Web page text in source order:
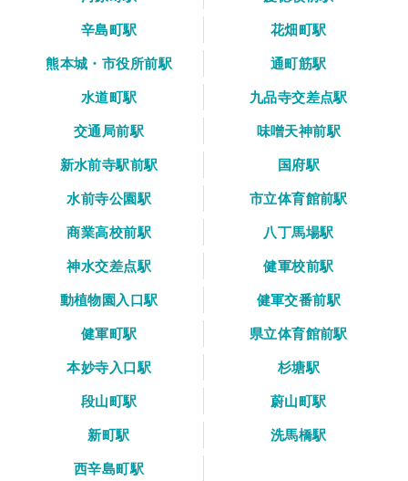
辛島町駅
花畑町駅
熊本城・市役所前駅
通町筋駅
水道町駅
九品寺交差点駅
交通局前駅
味噌天神前駅
新水前寺駅前駅
国府駅
水前寺公園駅
市立体育館前駅
商業高校前駅
八丁馬場駅
神水交差点駅
健軍校前駅
動植物園入口駅
健軍交番前駅
健軍町駅
県立体育館前駅
本妙寺入口駅
杉塘駅
段山町駅
蔚山町駅
新町駅
洗馬橋駅
西辛島町駅